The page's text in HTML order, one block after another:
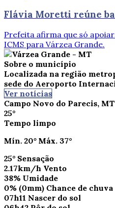
Flávia Moretti reúne
Prefeita afirma que só
ICMS para Várzea Grande.
Sobre o município
Localizada na região
sede do Aeroporto
Ver notícias
Campo Novo do Parecis, MT
25°
Tempo limpo
Mín. 20° Máx. 37°
25° Sensação
2.17km/h Vento
38% Umidade
0% (0mm) Chance de chuva
07h11 Nascer do sol